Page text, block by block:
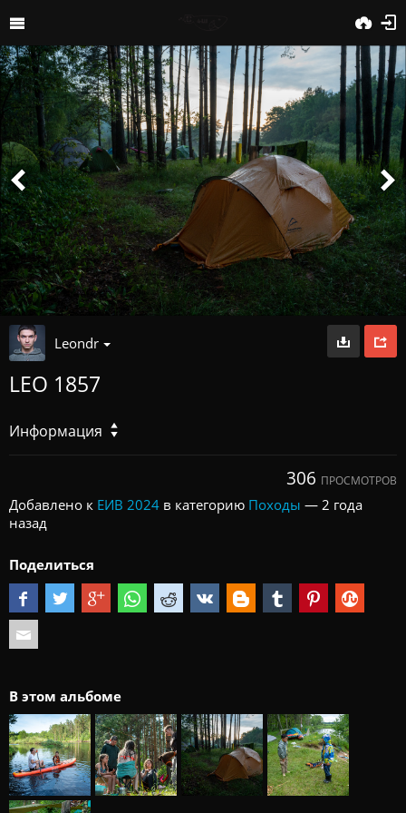
Leondr
LEO 1857
Информация
306 ПРОСМОТРОВ
Добавлено к ЕИВ 2024 в категорию Походы — 2 года
назад
Поделиться
В этом альбоме